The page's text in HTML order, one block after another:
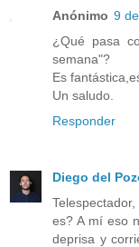
Anónimo 9
¿Qué pasa
semana"?
Es
Un saludo.
Responder
Diego del
es? A mí eso
deprisa y